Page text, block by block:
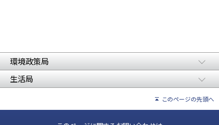
環境政策局
生活局
このページの先頭へ